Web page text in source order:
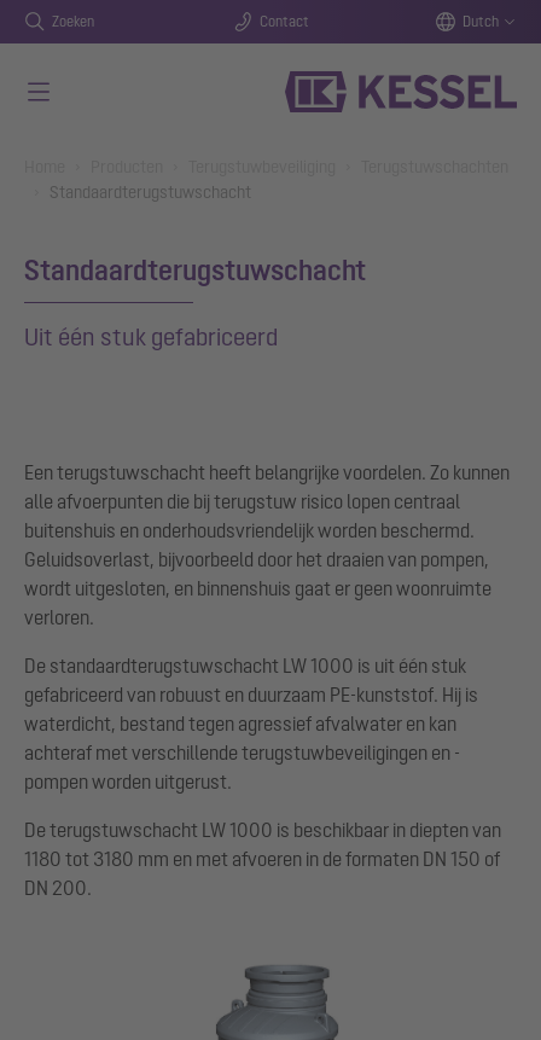
Zoeken Contact Dutch
Standaardterugstuwschacht
Standaardterugstuwschacht
Uit één stuk gefabriceerd
Een terugstuwschacht heeft belangrijke voordelen. Zo kunnen
alle afvoerpunten die bij terugstuw risico lopen centraal
buitenshuis en onderhoudsvriendelijk worden beschermd.
Geluidsoverlast, bijvoorbeeld door het draaien van pompen,
wordt uitgesloten, en binnenshuis gaat er geen woonruimte
verloren.
De standaardterugstuwschacht LW 1000 is uit één stuk
gefabriceerd van robuust en duurzaam PE-kunststof. Hij is
waterdicht, bestand tegen agressief afvalwater en kan
achteraf met verschillende terugstuwbeveiligingen en -
pompen worden uitgerust.
De terugstuwschacht LW 1000 is beschikbaar in diepten van
1180 tot 3180 mm en met afvoeren in de formaten DN 150 of
DN 200.